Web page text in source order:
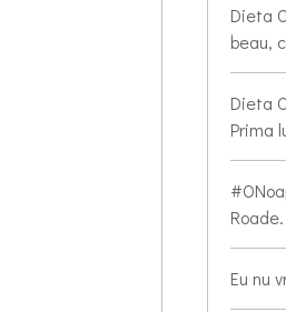
Dieta
beau,
Dieta
Prima
Eu nu